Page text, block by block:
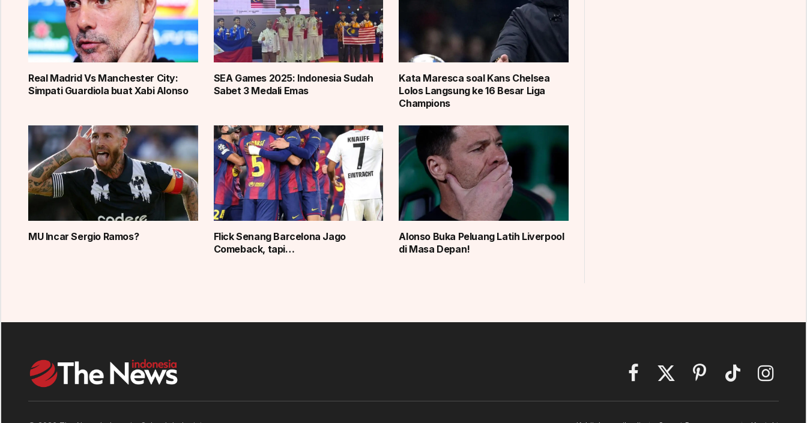
Real Madrid Vs Manchester City:
Simpati Guardiola buat Xabi Alonso
SEA Games 2025: Indonesia Sudah
Sabet 3 Medali Emas
Kata Maresca soal Kans Chelsea
Lolos Langsung ke 16 Besar Liga
Champions
MU Incar Sergio Ramos?
Flick Senang Barcelona Jago
Comeback, tapi…
Alonso Buka Peluang Latih Liverpool
di Masa Depan!
Facebook
X
PinterestTikTok Instagram